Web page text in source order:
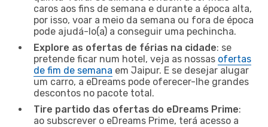
caros aos fins de semana e durante a época alta,
por isso, voar a meio da semana ou fora de época
pode ajudá-lo(a) a conseguir uma pechincha.
Explore as ofertas de férias na cidade: se
pretende ficar num hotel, veja as nossas ofertas
de fim de semana em Jaipur. E se desejar alugar
um carro, a eDreams pode oferecer-lhe grandes
descontos no pacote total.
Tire partido das ofertas do eDreams Prime:
ao subscrever o eDreams Prime, terá acesso a